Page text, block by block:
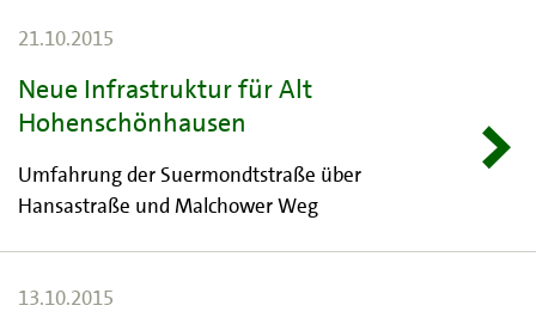
21.10.2015
Neue Infrastruktur für Alt
Hohenschönhausen
Umfahrung der Suermondtstraße über
Hansastraße und Malchower Weg
13.10.2015